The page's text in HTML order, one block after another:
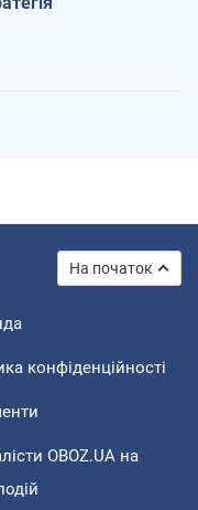
На початок
конфіденційності
OBOZ.UA на